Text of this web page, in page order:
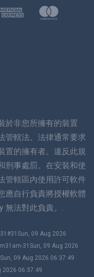
於非您所擁有的裝置
管轄法。法律通常要求
置的擁有者。違反此規
刑事處罰。在安裝和使
管轄區內使用許可軟件
應自行負責將授權軟體
無法對此負責。.
09 Aug 2026
31Sun, 09 Aug 2026
09 Aug 2026 06:37:49
2026 06:37:49